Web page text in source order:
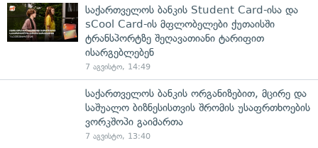
საქართველოს ბანკის Student Card-ისა და
sCool Card-ის მფლობელები ქუთაისში
ტრანსპორტზე შეღავათიანი ტარიფით
ისარგებლებენ
7 აგვისტო, 14:49
საქართველოს ბანკის ორგანიზებით, მცირე და
საშუალო ბიზნესისთვის შრომის უსაფრთხოების
ვორკშოპი გაიმართა
7 აგვისტო, 13:40